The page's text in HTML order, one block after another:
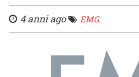
4 anni ago EMG